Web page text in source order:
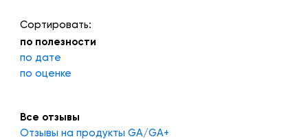
Сортировать:
по полезности
по дате
по оценке
Все отзывы
Отзывы на продукты GA/GA+